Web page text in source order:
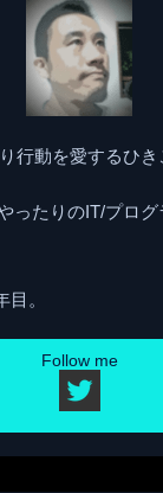
行動を愛するひき
ったりのIT/プロ
。
Follow me